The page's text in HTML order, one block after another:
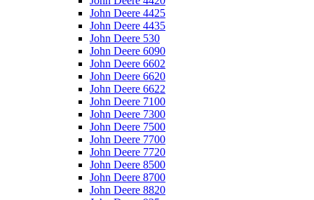
John Deere 4425
John Deere 4435
John Deere 530
John Deere 6090
John Deere 6602
John Deere 6620
John Deere 6622
John Deere 7100
John Deere 7300
John Deere 7500
John Deere 7700
John Deere 7720
John Deere 8500
John Deere 8700
John Deere 8820